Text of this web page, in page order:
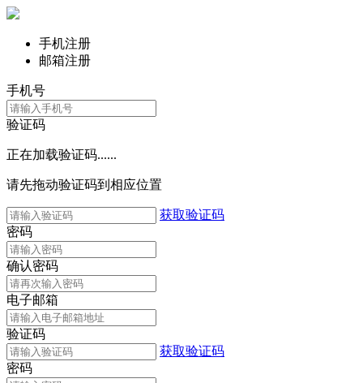
手机注册
邮箱注册
手机号
验证码
正在加载验证码......
请先拖动验证码到相应位置
获取验证码
密码
确认密码
电子邮箱
验证码
获取验证码
密码